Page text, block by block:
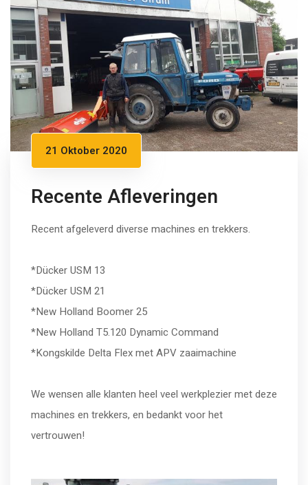
21 Oktober 2020
Recente Afleveringen
Recent afgeleverd diverse machines en trekkers.
*Dücker USM 13
*Dücker USM 21
*New Holland Boomer 25
*New Holland T5.120 Dynamic Command
*Kongskilde Delta Flex met APV zaaimachine
We wensen alle klanten heel veel werkplezier met deze
machines en trekkers, en bedankt voor het
vertrouwen!